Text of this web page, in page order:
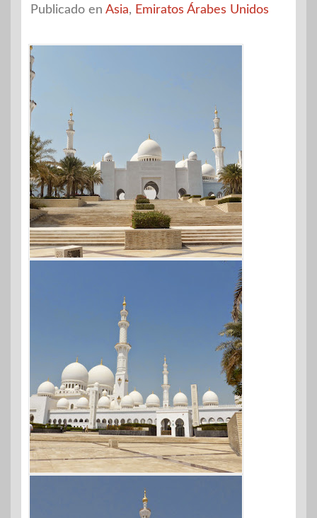
Publicado en Asia, Emiratos Árabes Unidos